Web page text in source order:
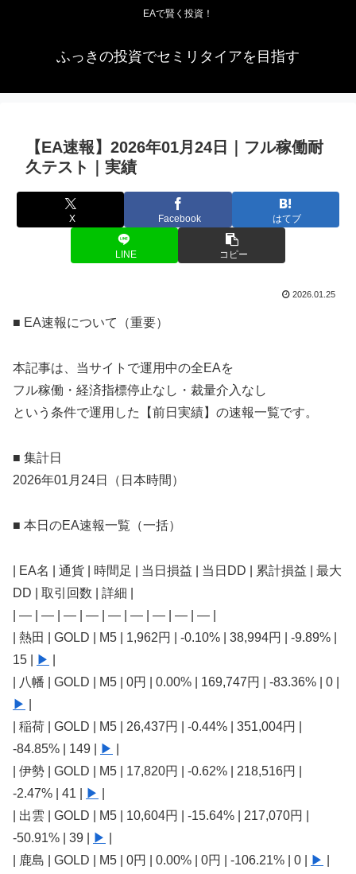
EAで賢く投資！
ふっきの投資でセミリタイアを目指す
【EA速報】2026年01月24日｜フル稼働耐
久テスト｜実績
X Facebook はてブ
LINE コピー
2026.01.25
■ EA速報について（重要）
本記事は、当サイトで運用中の全EAを
フル稼働・経済指標停止なし・裁量介入なし
という条件で運用した【前日実績】の速報一覧です。
■ 集計日
2026年01月24日（日本時間）
■ 本日のEA速報一覧（一括）
| EA名 | 通貨 | 時間足 | 当日損益 | 当日DD | 累計損益 | 最大
DD | 取引回数 | 詳細 |
| — | — | — | — | — | — | — | — | — |
| 熱田 | GOLD | M5 | 1,962円 | -0.10% | 38,994円 | -9.89% |
15 |
▶
| 八幡 | GOLD | M5 | 0円 | 0.00% | 169,747円 | -83.36% | 0 |
▶
| 稲荷 | GOLD | M5 | 26,437円 | -0.44% | 351,004円 |
-84.85% | 149 |
▶
| 伊勢 | GOLD | M5 | 17,820円 | -0.62% | 218,516円 |
-2.47% | 41 |
▶
| 出雲 | GOLD | M5 | 10,604円 | -15.64% | 217,070円 |
-50.91% | 39 |
▶
| 鹿島 | GOLD | M5 | 0円 | 0.00% | 0円 | -106.21% | 0 |
▶